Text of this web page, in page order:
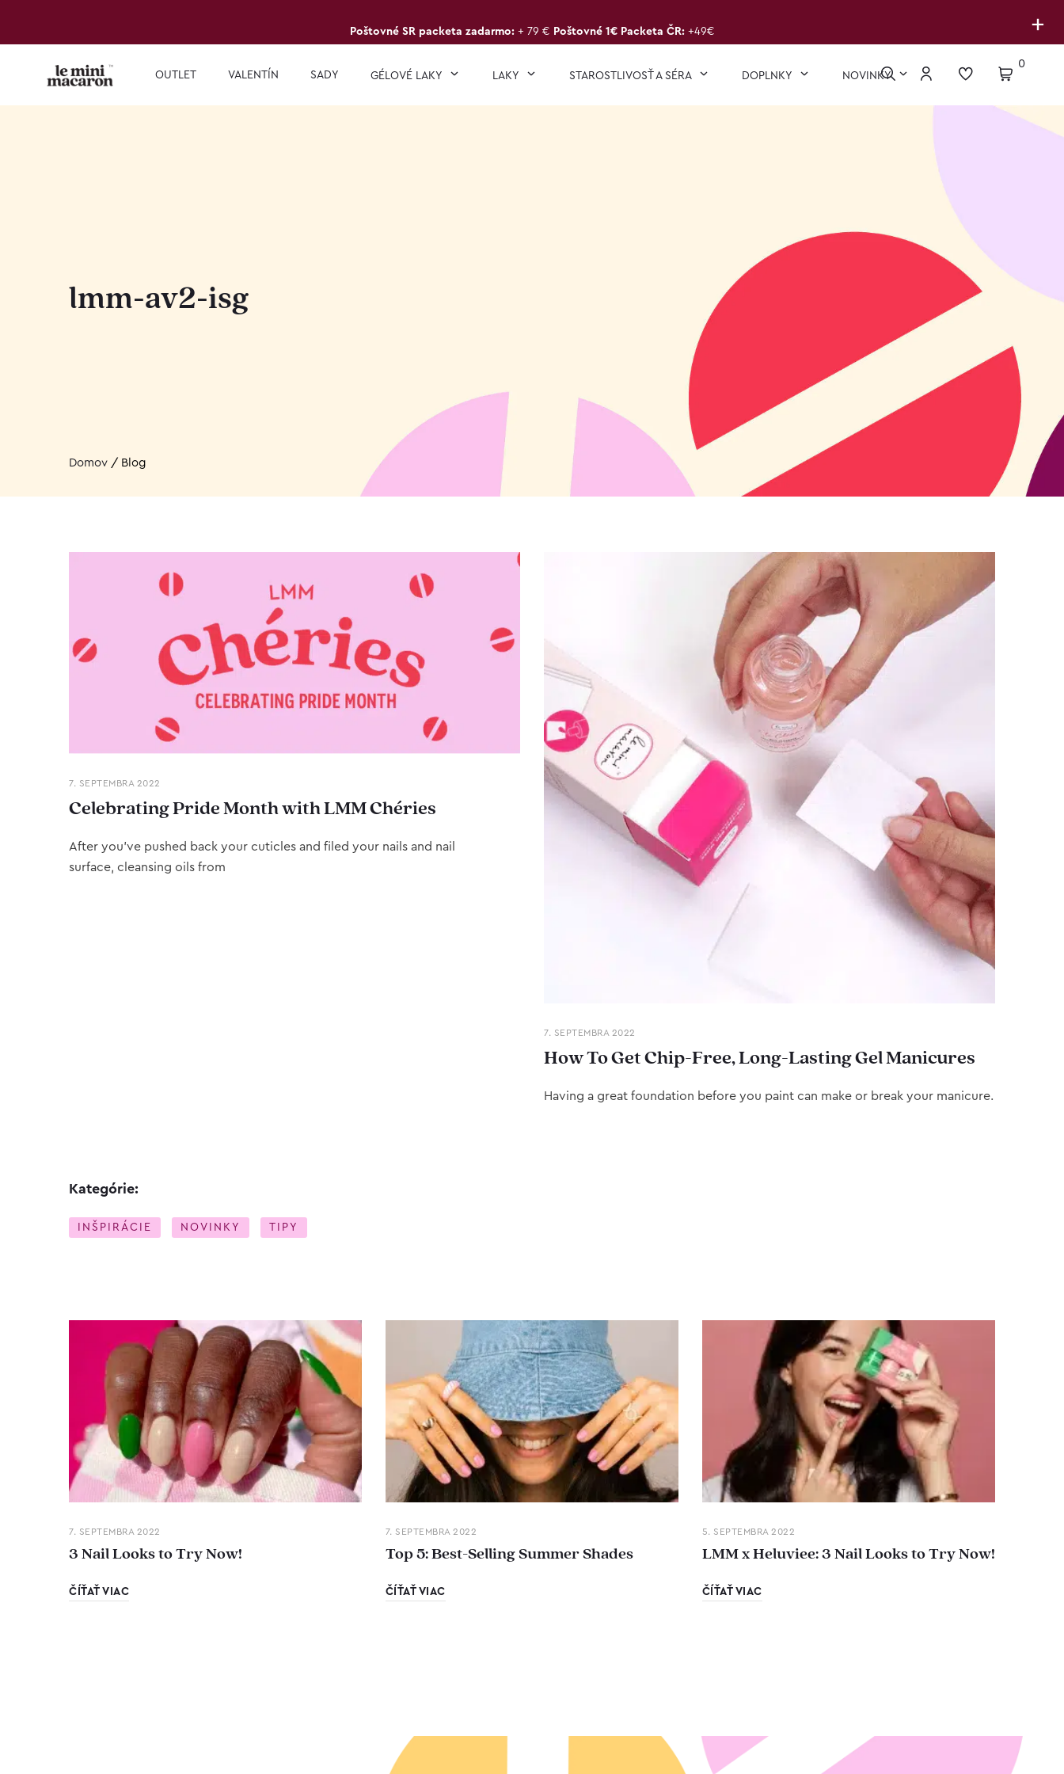
+
Poštovné SR packeta zadarmo: + 79 € Poštovné 1€ Packeta ČR: +49€
OUTLET VALENTÍN SADY GÉLOVÉ LAKY LAKY STAROSTLIVOSŤ A SÉRA DOPLNKY NOVINKY
0
lmm-av2-isg
Domov / Blog
7. SEPTEMBRA 2022
Celebrating Pride Month with LMM Chéries
After you’ve pushed back your cuticles and filed your nails and nail
surface, cleansing oils from
7. SEPTEMBRA 2022
How To Get Chip-Free, Long-Lasting Gel Manicures
Having a great foundation before you paint can make or break your manicure.
Kategórie:
INŠPIRÁCIE NOVINKY TIPY
7. SEPTEMBRA 2022
3 Nail Looks to Try Now!
ČÍŤAŤ VIAC
7. SEPTEMBRA 2022
Top 5: Best-Selling Summer Shades
ČÍŤAŤ VIAC
5. SEPTEMBRA 2022
LMM x Heluviee: 3 Nail Looks to Try Now!
ČÍŤAŤ VIAC